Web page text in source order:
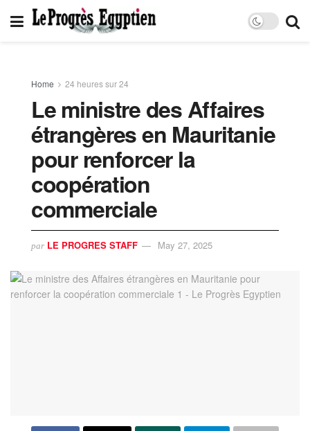
Home 24 heures sur 24
Le ministre des Affaires
étrangères en Mauritanie
pour renforcer la
coopération
commerciale
par LE PROGRES STAFF May 27, 2025